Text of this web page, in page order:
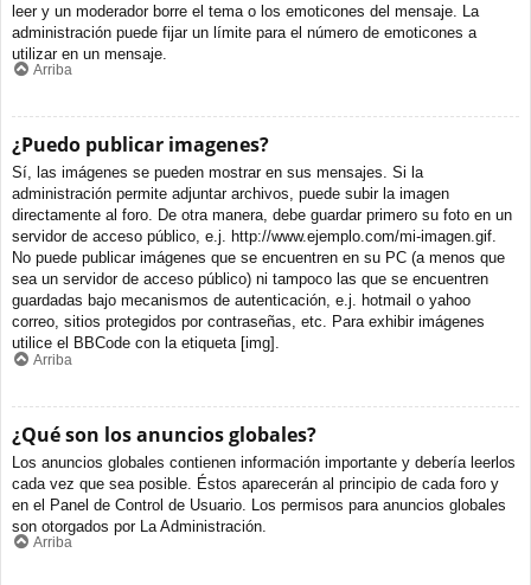
leer y un moderador borre el tema o los emoticones del mensaje. La
administración puede fijar un límite para el número de emoticones a
utilizar en un mensaje.
Arriba
¿Puedo publicar imagenes?
Sí, las imágenes se pueden mostrar en sus mensajes. Si la
administración permite adjuntar archivos, puede subir la imagen
directamente al foro. De otra manera, debe guardar primero su foto en un
servidor de acceso público, e.j. http://www.ejemplo.com/mi-imagen.gif.
No puede publicar imágenes que se encuentren en su PC (a menos que
sea un servidor de acceso público) ni tampoco las que se encuentren
guardadas bajo mecanismos de autenticación, e.j. hotmail o yahoo
correo, sitios protegidos por contraseñas, etc. Para exhibir imágenes
utilice el BBCode con la etiqueta [img].
Arriba
¿Qué son los anuncios globales?
Los anuncios globales contienen información importante y debería leerlos
cada vez que sea posible. Éstos aparecerán al principio de cada foro y
en el Panel de Control de Usuario. Los permisos para anuncios globales
son otorgados por La Administración.
Arriba